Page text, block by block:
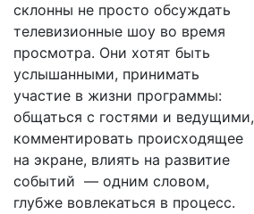
склонны не просто обсуждать
телевизионные шоу во время
просмотра. Они хотят быть
услышанными, принимать
участие в жизни программы:
общаться с гостями и ведущими,
комментировать происходящее
на экране, влиять на развитие
событий — одним словом,
глубже вовлекаться в процесс.